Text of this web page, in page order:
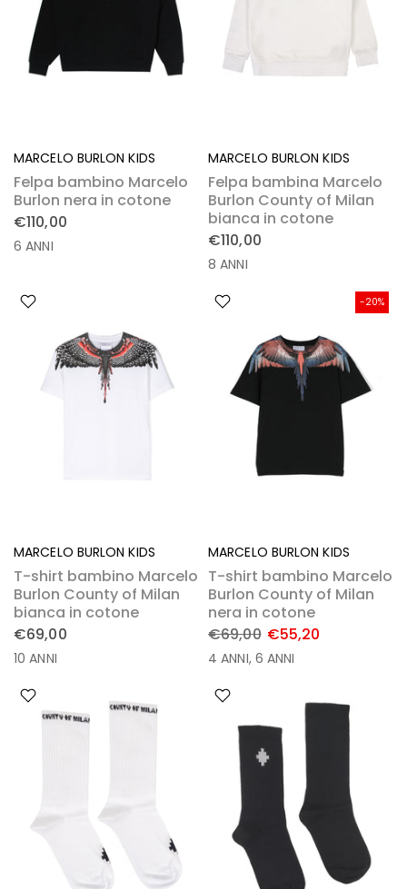
MARCELO BURLON KIDS
Felpa bambino Marcelo
Burlon nera in cotone
€110,00
6 ANNI
MARCELO BURLON KIDS
Felpa bambina Marcelo
Burlon County of Milan
bianca in cotone
€110,00
8 ANNI
MARCELO BURLON KIDS
T-shirt bambino Marcelo
Burlon County of Milan
bianca in cotone
€69,00
10 ANNI
-20%
MARCELO BURLON KIDS
T-shirt bambino Marcelo
Burlon County of Milan
nera in cotone
€69,00 €55,20
4 ANNI 6 ANNI